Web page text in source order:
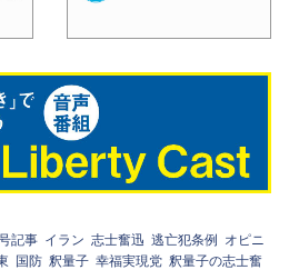
記事 イラン 志士奮迅 逃亡犯条例 オピニ
国防 釈量子 幸福実現党 釈量子の志士奮